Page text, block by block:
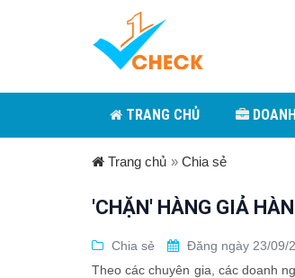
TRANG CHỦ
Trang chủ » Chia sẻ
'CHẶN' HÀNG GIẢ
Chia sẻ Đăng ngày 23/09/
Theo các chuyên gia, các doanh